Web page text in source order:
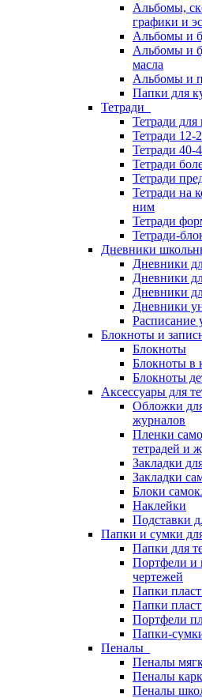
Альбомы,
графики и
Альбомы и
Альбомы и
масла
Альбомы и
Папки для
Тетради
Тетради для
Тетради 12-
Тетради 40-
Тетради
Тетради
Тетради на
ним
Тетради
Тетради-
Дневники
Дневники
Дневники
Дневники
Дневники
Расписание
Блокноты и
Блокноты
Блокноты в
Блокноты
Аксессуары для
Обложки
журналов
Пленки
тетрадей и
Закладки
Закладки
Блоки
Наклейки
Подставки
Папки и сумки
Папки для
Портфели и
чертежей
Папки
Папки
Портфели
Папки-
Пеналы
Пеналы
Пеналы
Пеналы